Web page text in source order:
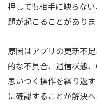
押しても相手に映らな
題が起こることがありま
原因はアプリの更新不
的な不具合、通信状態
思いつく操作を繰り返
に確認することが解決へ